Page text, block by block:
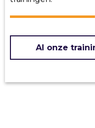
Al onze